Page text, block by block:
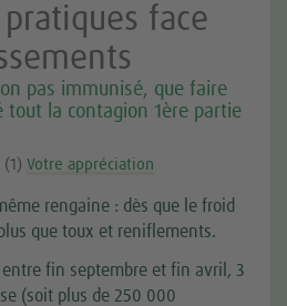
face
pas immunisé, que faire
tout la contagion 1ère partie
(1) Votre appréciation
rengaine : dès que le froid
que toux et reniflements.
entre fin septembre et fin avril, 3
(soit plus de 250 000